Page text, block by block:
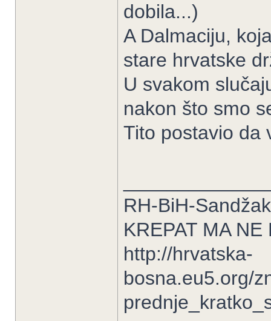
dobila...)
A Dalmaciju,
stare hrvatske
U svakom
nakon što smo
Tito postavio da
RH-BiH-
KREPAT MA NE
http://hrvatska-
bosna.eu5.org/